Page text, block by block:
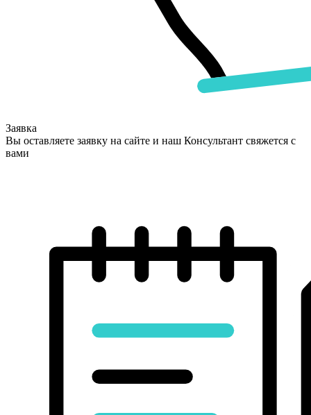
Заявка
Вы оставляете заявку на сайте и наш Консультант свяжется с
вами